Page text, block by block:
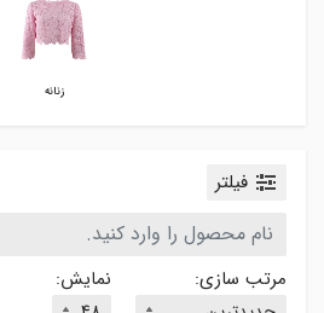
زنانه
فیلتر
مرتب سازی: نمایش: